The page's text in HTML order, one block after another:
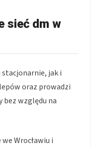
sieć dm w
jak i
oraz prowadzi
bez względu na
Wrocławiu i